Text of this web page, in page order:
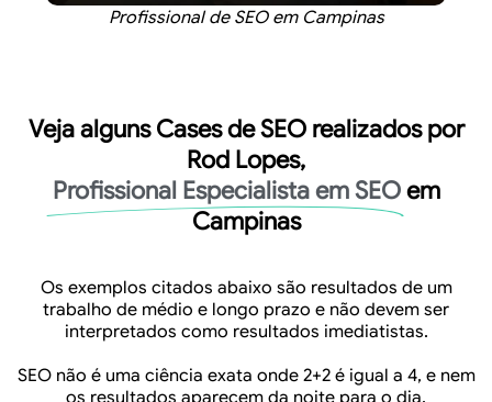
Profissional de SEO em Campinas
Veja alguns Cases de SEO realizados por
Rod Lopes,
Profissional Especialista em SEO em
Campinas
Os exemplos citados abaixo são resultados de um
trabalho de médio e longo prazo e não devem ser
interpretados como resultados imediatistas.
SEO não é uma ciência exata onde 2+2 é igual a 4, e nem
os resultados aparecem da noite para o dia.